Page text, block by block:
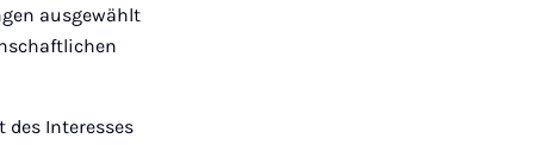
ausgewählt
Interesses